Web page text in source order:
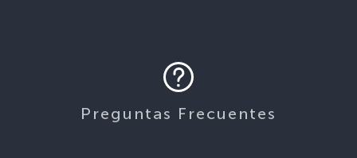
Preguntas Frecuentes